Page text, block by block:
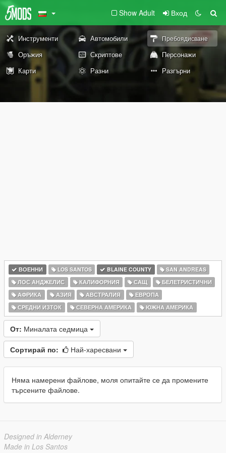
Show Adult Вход
Инструменти Автомобили Пребоядисване
Оръжия Скриптове
Персонажи
Карти
Разни Разгърни
ВОЕННИ LOS SANTOS BLAINE COUNTY
SAN ANDREAS
ЛОС АНДЖЕЛИС
КАЛИФОРНИЯ САЩ
БЕЛЕТРИСТИЧНИ
АФРИКА
АЗИЯ АВСТРАЛИЯ
ЕВРОПА
СРЕДНИ ИЗТОК
СЕВЕРНА АМЕРИКА ЮЖНА АМЕРИКА
От: Миналата седмица
Сортирай по: Най-харесвани
Няма намерени файлове, моля опитайте се да промените
търсените файлове.
Designed in Alderney
Made in Los Santos